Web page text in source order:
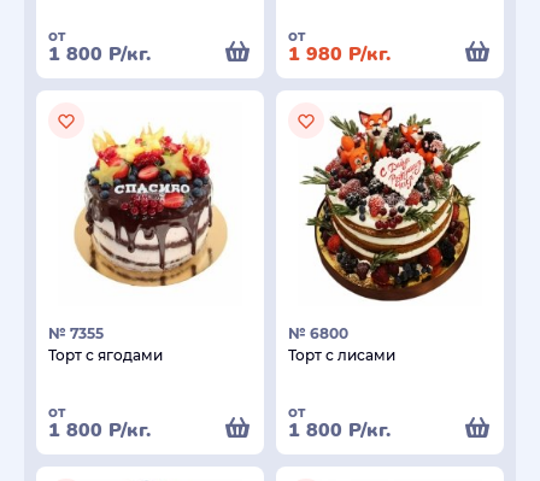
от
1 800 Р/кг.
от
1 980 Р/кг.
№ 7355
Торт с ягодами
от
1 800 Р/кг.
№ 6800
Торт с лисами
от
1 800 Р/кг.